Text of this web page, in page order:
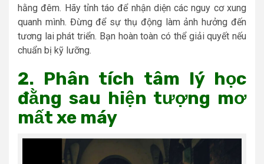
hằng đêm. Hãy tỉnh táo để nhận diện các nguy cơ xung
quanh mình. Đừng để sự thụ động làm ảnh hưởng đến
tương lai phát triển. Bạn hoàn toàn có thể giải quyết nếu
chuẩn bị kỹ lưỡng.
2. Phân tích tâm lý học
đằng sau hiện tượng mơ
mất xe máy